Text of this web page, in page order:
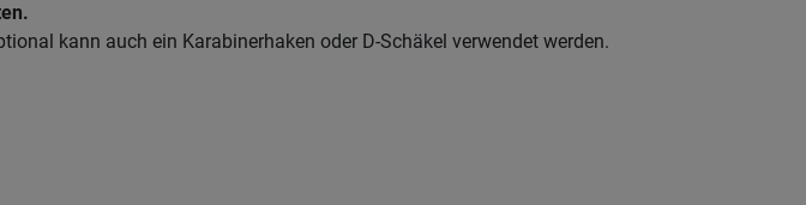
kann auch ein Karabinerhaken oder D-Schäkel verwendet werden.